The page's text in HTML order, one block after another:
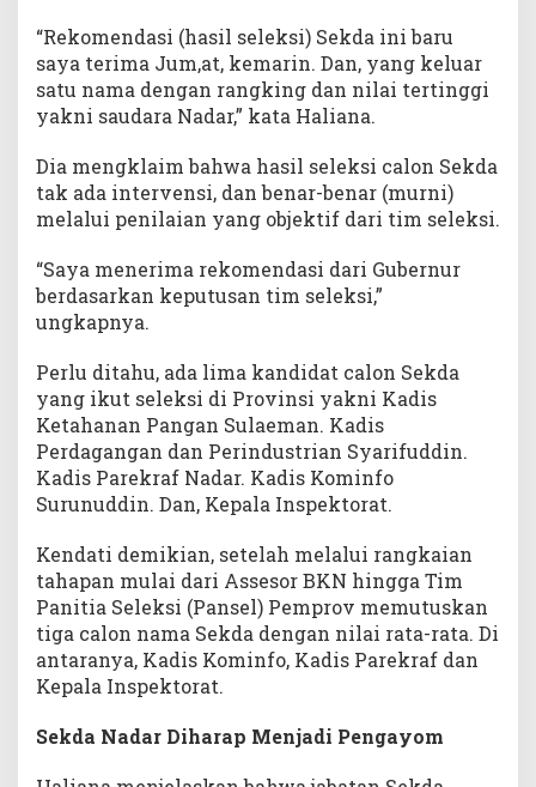
“Rekomendasi (hasil seleksi) Sekda ini baru
saya terima Jum,at, kemarin. Dan, yang keluar
satu nama dengan rangking dan nilai tertinggi
yakni saudara Nadar,” kata Haliana.
Dia mengklaim bahwa hasil seleksi calon Sekda
tak ada intervensi, dan benar-benar (murni)
melalui penilaian yang objektif dari tim seleksi.
“Saya menerima rekomendasi dari Gubernur
berdasarkan keputusan tim seleksi,”
ungkapnya.
Perlu ditahu, ada lima kandidat calon Sekda
yang ikut seleksi di Provinsi yakni Kadis
Ketahanan Pangan Sulaeman. Kadis
Perdagangan dan Perindustrian Syarifuddin.
Kadis Parekraf Nadar. Kadis Kominfo
Surunuddin. Dan, Kepala Inspektorat.
Kendati demikian, setelah melalui rangkaian
tahapan mulai dari Assesor BKN hingga Tim
Panitia Seleksi (Pansel) Pemprov memutuskan
tiga calon nama Sekda dengan nilai rata-rata. Di
antaranya, Kadis Kominfo, Kadis Parekraf dan
Kepala Inspektorat.
Sekda Nadar Diharap Menjadi Pengayom